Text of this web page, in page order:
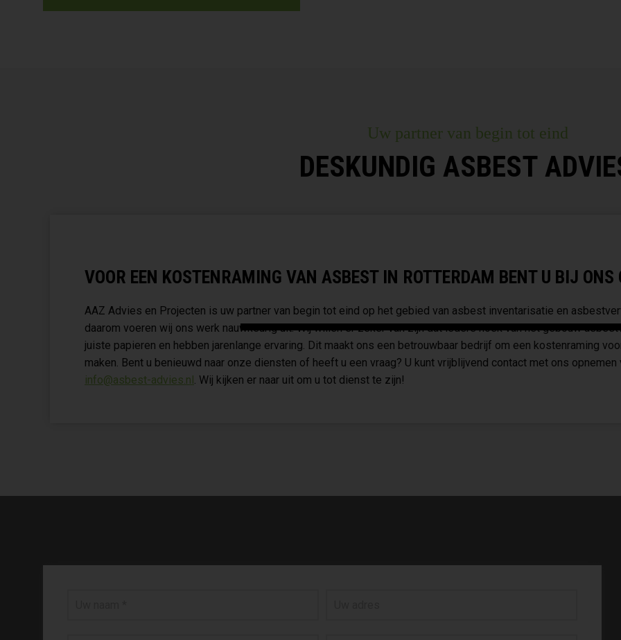
Uw partner van begin tot eind
DESKUNDIG ASBEST
VOOR EEN KOSTENRAMING VAN ASBEST IN ROTTERDAM BENT U BIJ ONS
AAZ Advies en Projecten is uw partner van begin tot eind op het gebied van asbest inventarisatie en
daarom voeren wij ons werk nauwkeurig uit. Wij willen er zeker van zijn dat iedere hoek van het gebouw
juiste papieren en hebben jarenlange ervaring. Dit maakt ons een betrouwbaar bedrijf om een kostenraming
maken. Bent u benieuwd naar onze diensten of heeft u een vraag? U kunt vrijblijvend contact met ons
info@asbest-advies.nl. Wij kijken er naar uit om u tot dienst te zijn!